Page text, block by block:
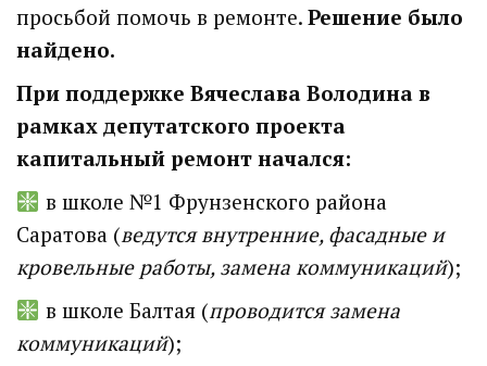
просьбой помочь в ремонте. Решение было
найдено.
При поддержке Вячеслава Володина в
рамках депутатского проекта
капитальный ремонт начался:
в школе №1 Фрунзенского района
Саратова (ведутся внутренние, фасадные и
кровельные работы, замена коммуникаций);
в школе Балтая (проводится замена
коммуникаций);